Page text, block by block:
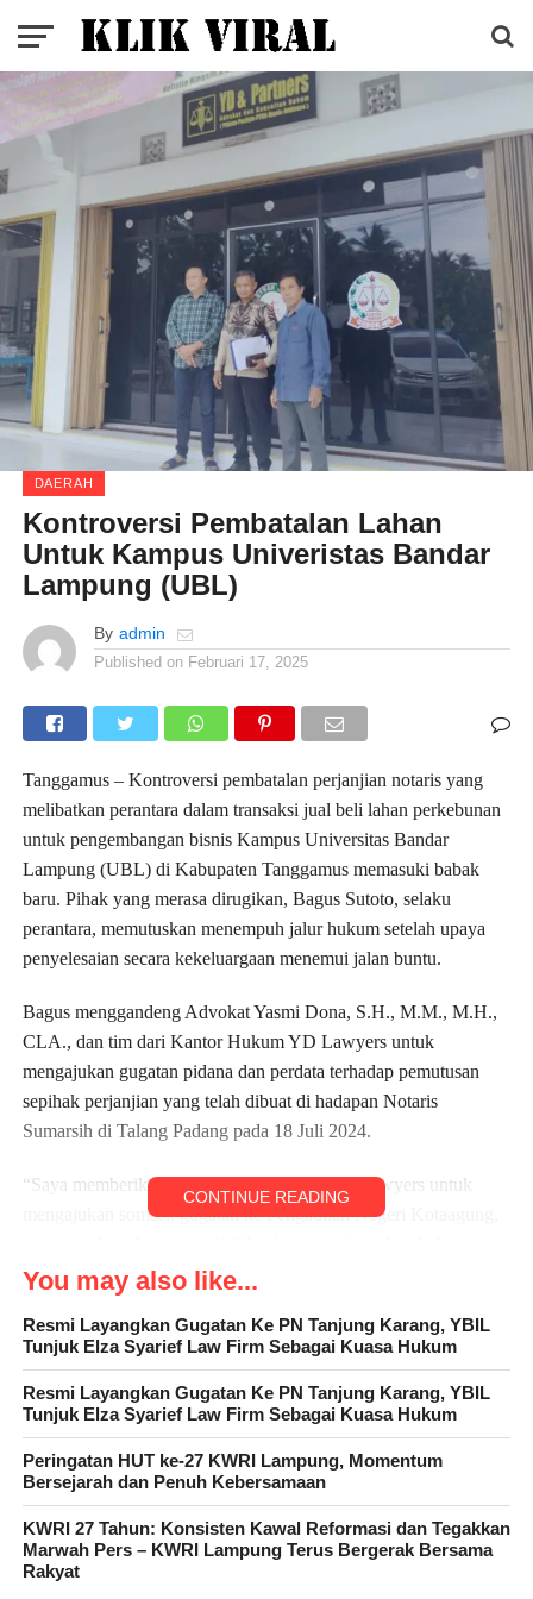
DAERAH
Kontroversi Pembatalan Lahan
Untuk Kampus Univeristas Bandar
Lampung (UBL)
By admin
Published on Februari 17, 2025
Tanggamus – Kontroversi pembatalan perjanjian notaris yang
melibatkan perantara dalam transaksi jual beli lahan perkebunan
untuk pengembangan bisnis Kampus Universitas Bandar
Lampung (UBL) di Kabupaten Tanggamus memasuki babak
baru. Pihak yang merasa dirugikan, Bagus Sutoto, selaku
perantara, memutuskan menempuh jalur hukum setelah upaya
penyelesaian secara kekeluargaan menemui jalan buntu.
Bagus menggandeng Advokat Yasmi Dona, S.H., M.M., M.H.,
CLA., dan tim dari Kantor Hukum YD Lawyers untuk
mengajukan gugatan pidana dan perdata terhadap pemutusan
sepihak perjanjian yang telah dibuat di hadapan Notaris
Sumarsih di Talang Padang pada 18 Juli 2024.
“Saya memberikan kuasa penuh kepada YD Lawyers untuk
mengajukan somasi, gugatan ke Pengadilan Negeri Kotaagung,
dalam perjanjian ini,” ujar Bagus. Minggu, 16/2/2025.
Yasmi Dona, kuasa hukum Bagus Sutoto, menegaskan bahwa
pembatalan perjanjian notaris tidak bisa dilakukan secara sepihak
tanpa melalui mekanisme hukum yang sah.
“Kami melihat banyak kejanggalan dalam pemutusan kerja sama
pengelolaan kebun serta pemutusan perjanjian jual beli yang
Beli, serta Perjanjian No. RAN/01/IX/2024/R tentang Kerja
Sama Pengelolaan Kebun,” jelas Yasmi Dona.
CONTINUE READING
You may also like...
Resmi Layangkan Gugatan Ke PN Tanjung Karang, YBIL
Tunjuk Elza Syarief Law Firm Sebagai Kuasa Hukum
Resmi Layangkan Gugatan Ke PN Tanjung Karang, YBIL
Tunjuk Elza Syarief Law Firm Sebagai Kuasa Hukum
Peringatan HUT ke-27 KWRI Lampung, Momentum
Bersejarah dan Penuh Kebersamaan
KWRI 27 Tahun: Konsisten Kawal Reformasi dan Tegakkan
Marwah Pers – KWRI Lampung Terus Bergerak Bersama
Rakyat